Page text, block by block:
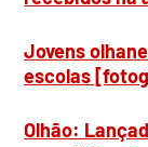
Jovens
escolas
Olhão: